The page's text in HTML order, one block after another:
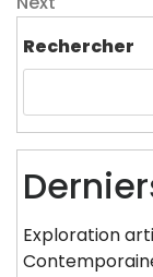
l’article
Rechercher
Exploration